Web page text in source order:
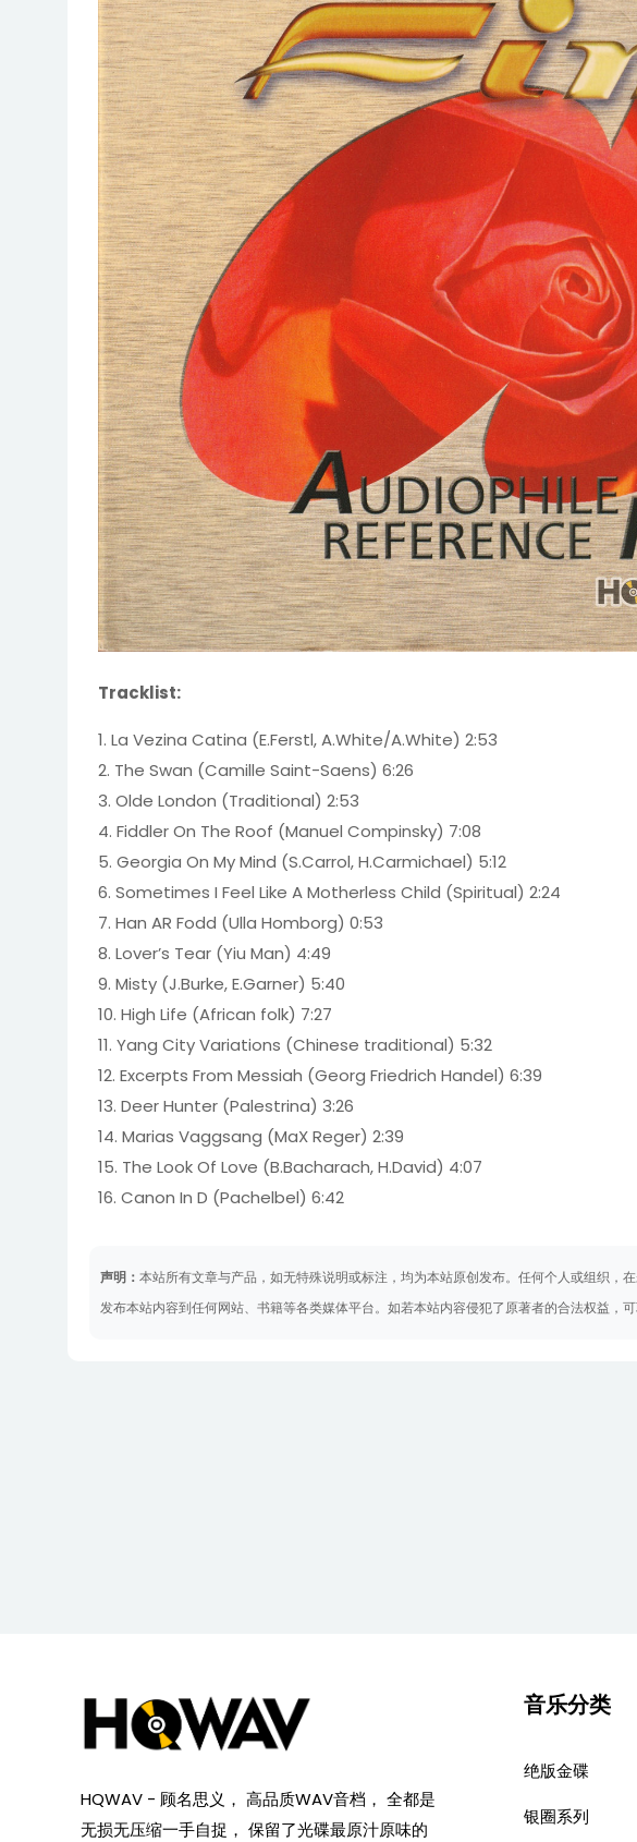
Tracklist:
1. La Vezina Catina (E.Ferstl, A.White/A.White) 2:53
2. The Swan (Camille Saint-Saens) 6:26
3. Olde London (Traditional) 2:53
4. Fiddler On The Roof (Manuel Compinsky) 7:08
5. Georgia On My Mind (S.Carrol, H.Carmichael) 5:12
6. Sometimes I Feel Like A Motherless Child (Spiritual) 2:24
7. Han AR Fodd (Ulla Homborg) 0:53
8. Lover’s Tear (Yiu Man) 4:49
9. Misty (J.Burke, E.Garner) 5:40
10. High Life (African folk) 7:27
11. Yang City Variations (Chinese traditional) 5:32
12. Excerpts From Messiah (Georg Friedrich Handel) 6:39
13. Deer Hunter (Palestrina) 3:26
14. Marias Vaggsang (MaX Reger) 2:39
15. The Look Of Love (B.Bacharach, H.David) 4:07
16. Canon In D (Pachelbel) 6:42
声明：本站所有文章与产品，如无特殊说明或标注，均为本站原创发布。任何个人或组织，
发布本站内容到任何网站、书籍等各类媒体平台。如若本站内容侵犯了原著者的合法权益，可
HQWAV - 顾名思义， 高品质WAV音档， 全都是
无损无压缩一手自捉， 保留了光碟最原汁原味的
音乐分类
绝版金碟
银圈系列